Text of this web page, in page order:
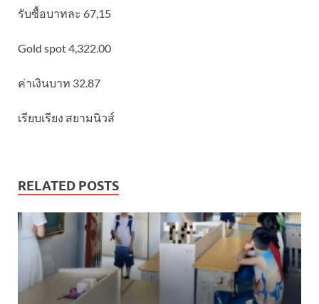
รับซื้อบาทละ 67,15
Gold spot 4,322.00
ค่าเงินบาท 32.87
เรียบเรียง สยามนิวส์
RELATED POSTS